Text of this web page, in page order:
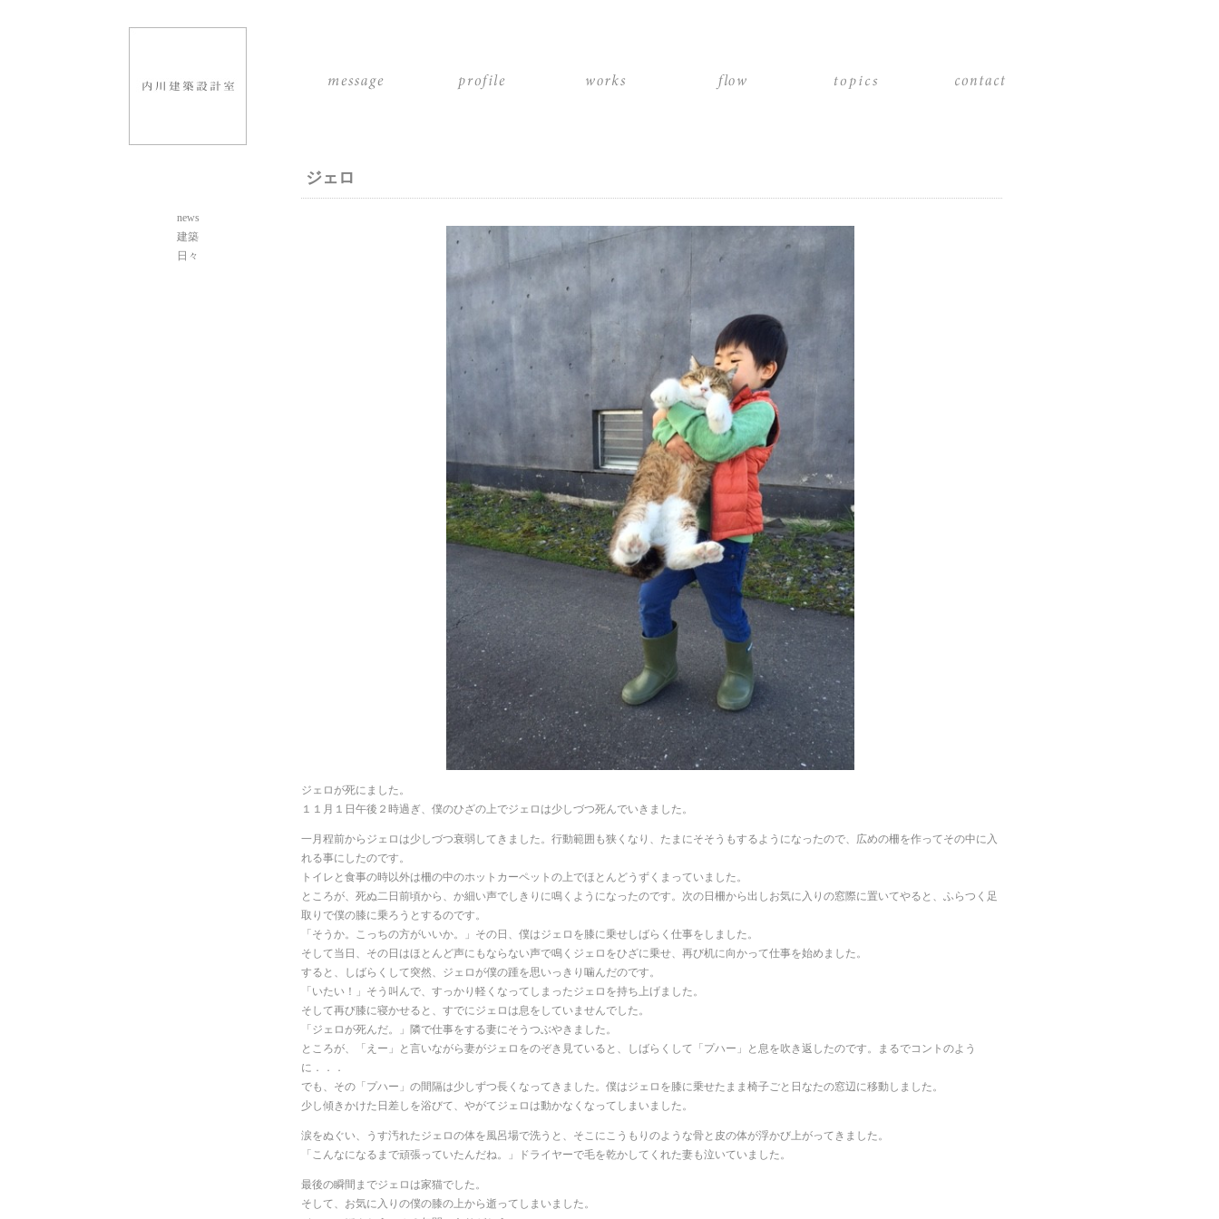
news
建築
日々
ジェロ
ジェロが死にました。
１１月１日午後２時過ぎ、僕のひざの上でジェロは少しづつ死んでいきました。
一月程前からジェロは少しづつ衰弱してきました。行動範囲も狭くなり、たまにそそうもするようになったので、広めの柵を作ってその中に入
れる事にしたのです。
トイレと食事の時以外は柵の中のホットカーペットの上でほとんどうずくまっていました。
ところが、死ぬ二日前頃から、か細い声でしきりに鳴くようになったのです。次の日柵から出しお気に入りの窓際に置いてやると、ふらつく足
取りで僕の膝に乗ろうとするのです。
「そうか。こっちの方がいいか。」その日、僕はジェロを膝に乗せしばらく仕事をしました。
そして当日、その日はほとんど声にもならない声で鳴くジェロをひざに乗せ、再び机に向かって仕事を始めました。
すると、しばらくして突然、ジェロが僕の踵を思いっきり噛んだのです。
「いたい！」そう叫んで、すっかり軽くなってしまったジェロを持ち上げました。
そして再び膝に寝かせると、すでにジェロは息をしていませんでした。
「ジェロが死んだ。」隣で仕事をする妻にそうつぶやきました。
ところが、「えー」と言いながら妻がジェロをのぞき見ていると、しばらくして「プハー」と息を吹き返したのです。まるでコントのよう
に．．．
でも、その「プハー」の間隔は少しずつ長くなってきました。僕はジェロを膝に乗せたまま椅子ごと日なたの窓辺に移動しました。
少し傾きかけた日差しを浴びて、やがてジェロは動かなくなってしまいました。
涙をぬぐい、うす汚れたジェロの体を風呂場で洗うと、そこにこうもりのような骨と皮の体が浮かび上がってきました。
「こんなになるまで頑張っていたんだね。」ドライヤーで毛を乾かしてくれた妻も泣いていました。
最後の瞬間までジェロは家猫でした。
そして、お気に入りの僕の膝の上から逝ってしまいました。